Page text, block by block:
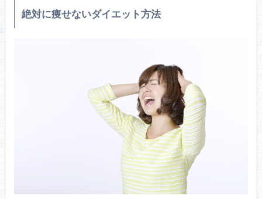
絶対に痩せないダイエット方法